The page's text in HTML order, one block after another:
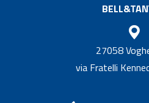
27058
via Fratelli